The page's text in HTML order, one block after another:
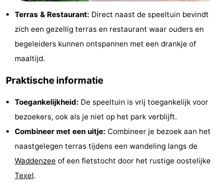
Vakantiehuizen
Eibernest
't
Hoogelandt
-
Beach
Park
Texel
-
Buytenveldt
De
Krim
EuroParcs
Terras & Restaurant: Direct naast de speeltuin bevindt
zich een gezellig terras en restaurant waar ouders en
begeleiders kunnen ontspannen met een drankje of
maaltijd.
Praktische informatie
Toegankelijkheid: De speeltuin is vrij toegankelijk voor
bezoekers, ook als je niet op het park verblijft.
Combineer met een uitje: Combineer je bezoek aan het
naastgelegen terras tijdens een wandeling langs de
Waddenzee of een fietstocht door het rustige oostelijke
Texel.